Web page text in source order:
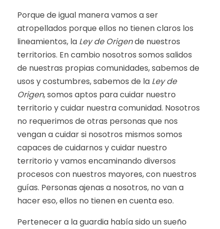
Porque de igual manera vamos a ser
atropellados porque ellos no tienen claros los
lineamientos, la Ley de Origende nuestros
territorios. En cambio nosotros somos salidos
de nuestras propias comunidades, sabemos de
usos y costumbres, sabemos de la Ley de
Origen, somos aptos para cuidar nuestro
territorio y cuidar nuestra comunidad. Nosotros
no requerimos de otras personas que nos
vengan a cuidar si nosotros mismos somos
capaces de cuidarnos y cuidar nuestro
territorio y vamos encaminando diversos
procesos con nuestros mayores, con nuestros
guías. Personas ajenas a nosotros, no van a
hacer eso, ellos no tienen en cuenta eso.
Pertenecer a la guardia había sido un sueño